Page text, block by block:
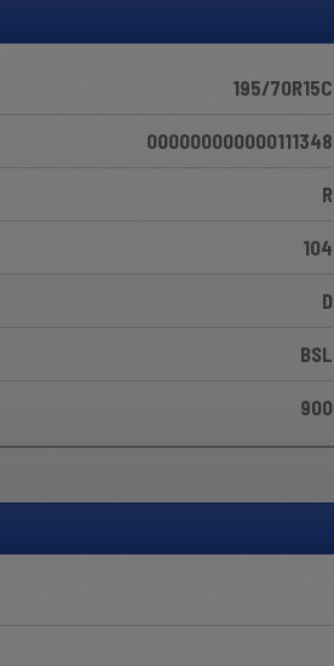
195/70R15C
000000000000111348
R
104
D
BSL
900